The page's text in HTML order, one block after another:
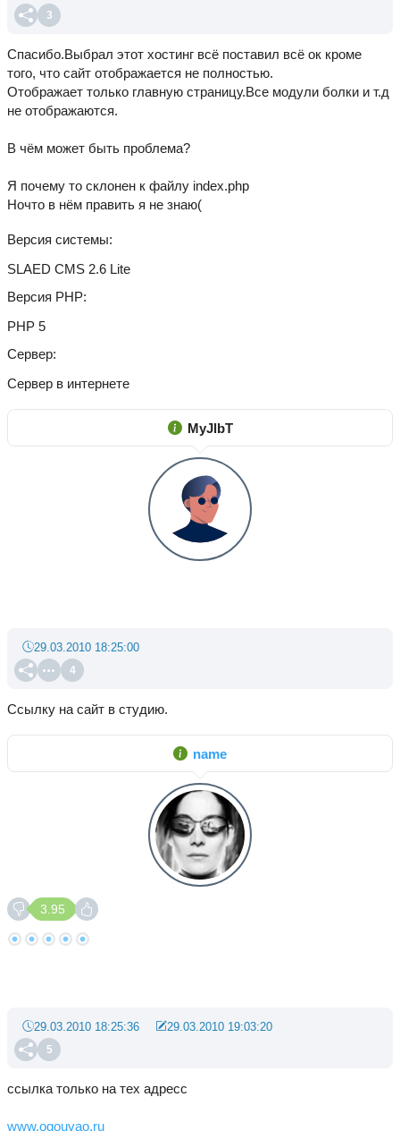
3
Спасибо.Выбрал этот хостинг всё поставил всё ок кроме
того, что сайт отображается не полностью.
Отображает только главную страницу.Все модули болки и т.д
не отображаются.
В чём может быть проблема?
Я почему то склонен к файлу index.php
Ночто в нём править я не знаю(
Версия системы
SLAED CMS 2.6 Lite
Версия PHP
PHP 5
Сервер
Сервер в интернете
MyJlbT
4
29.03.2010 18:25:00
Ссылку на сайт в студию.
name
3.95
5
29.03.2010 18:25:36 29.03.2010 19:03:20
ссылка только на тех адресс
www.ogouvao.ru